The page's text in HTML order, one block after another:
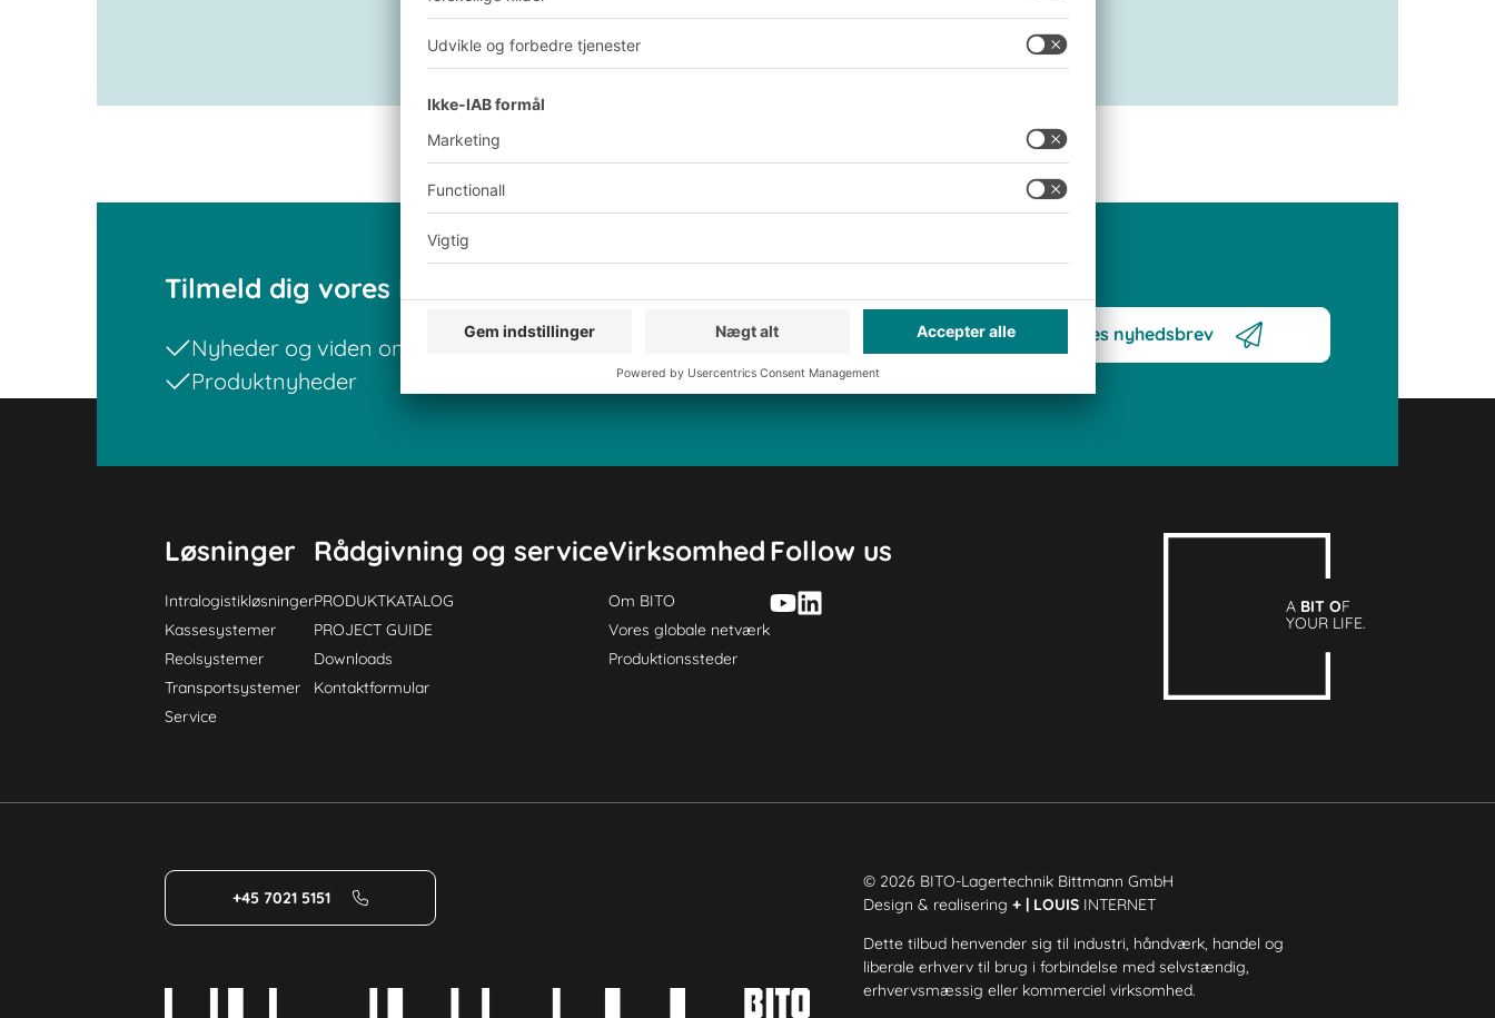
Tilmeld dig vores BITO nyhedsbrev:
Nyheder og viden om lager og logistik
Eksklusiv rabat
Produktnyheder
Tilmeld dig vores nyhedsbrev
Løsninger
Intralogistikløsninger
Kassesystemer
Reolsystemer
Transportsystemer
Service
Rådgivning og service
PRODUKTKATALOG
PROJECT GUIDE
Downloads
Kontaktformular
Virksomhed
Om BITO
Vores globale netværk
Produktionssteder
Follow us
A BIT OF
YOUR LIFE.
+45 7021 5151
© 2026 BITO-Lagertechnik Bittmann GmbH
Design & realisering+ | LOUIS INTERNET
Dette tilbud henvender sig til industri, håndværk, handel og
liberale erhverv til brug i forbindelse med selvstændig,
erhvervsmæssig eller kommerciel virksomhed.